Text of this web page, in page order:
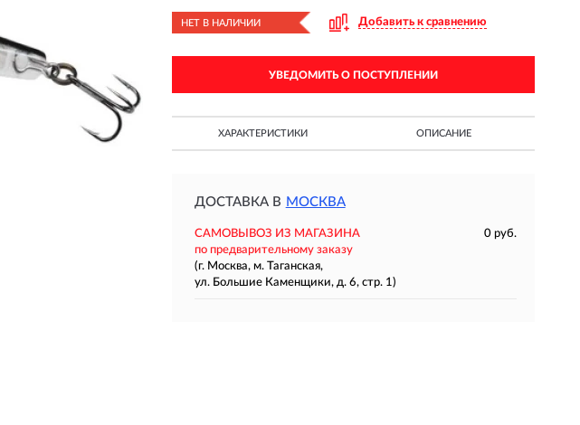
НЕТ В НАЛИЧИИ Добавить к сравнению
УВЕДОМИТЬ О ПОСТУПЛЕНИИ
ХАРАКТЕРИСТИКИ ОПИСАНИЕ
ДОСТАВКА В МОСКВА
САМОВЫВОЗ ИЗ МАГАЗИНА
0 руб.
по предварительному заказу
(г. Москва, м. Таганская,
ул. Большие Каменщики, д. 6, стр. 1)